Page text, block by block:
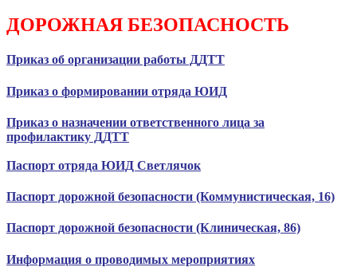
ДОРОЖНАЯ БЕЗОПАСНОСТЬ
Приказ об организации работы ДДТТ
Приказ о формировании отряда ЮИД
Приказ о назначении ответственного лица за
профилактику ДДТТ
Паспорт отряда ЮИД Светлячок
Паспорт дорожной безопасности (Коммунистическая, 16)
Паспорт дорожной безопасности (Клиническая, 86)
Информация о проводимых мероприятиях